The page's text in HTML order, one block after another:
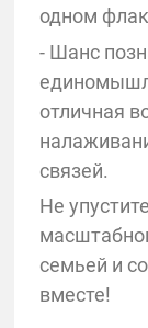
одном
- Шанс
отличная
связей.
Не
семьей и
вместе!